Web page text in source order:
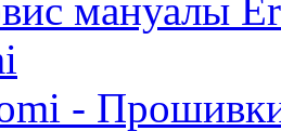
мануалы
-